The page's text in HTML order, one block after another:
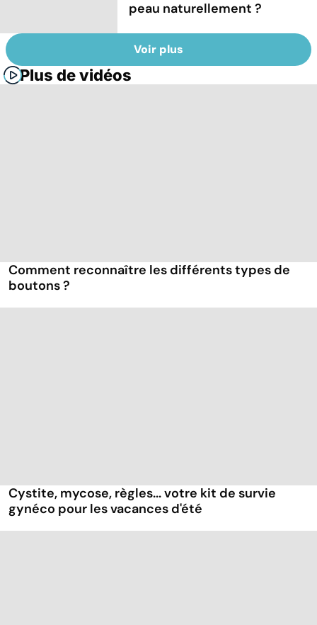
peau naturellement ?
Voir plus
Plus de vidéos
Comment reconnaître les différents types de
boutons ?
Cystite, mycose, règles... votre kit de survie
gynéco pour les vacances d'été